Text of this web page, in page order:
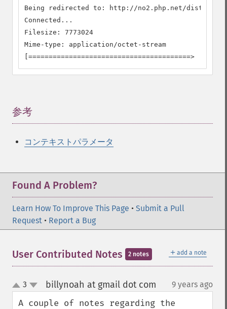
Being redirected to: http://no2.php.net/
Connected...
Filesize: 7773024
Mime-type: application/octet-stream
参考
コンテキストパラメータ
Found A Problem?
Learn How To Improve This Page • Submit a Pull
Request • Report a Bug
＋ add a note
User Contributed Notes 2 notes
up
down
3 billynoah at gmail dot com 9 years ago
A couple of notes regarding the